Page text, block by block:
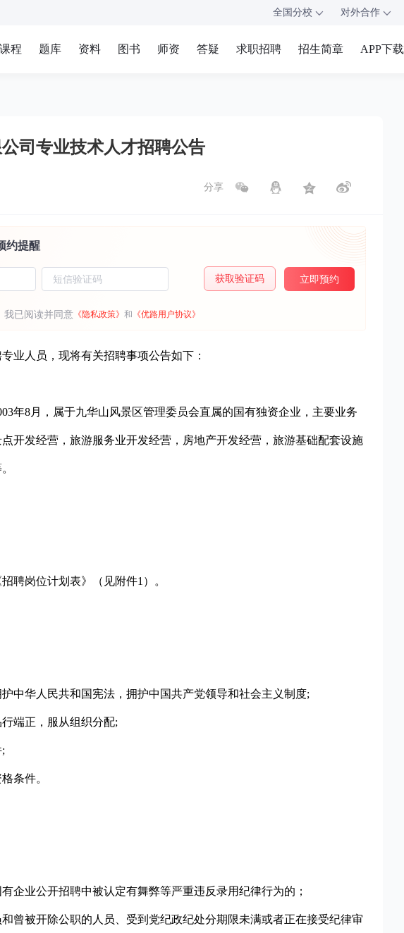
全国分校 对外合作
课程 题库 资料 图书 师资 答疑 求职招聘 招生简章 APP下载
司专业技术人才招聘公告
分享
约提醒
获取验证码 立即预约
我已阅读并同意 《隐私政策》 和 《优路用户协议》
业人员，现将有关招聘事项公告如下：
年8月，属于九华山风景区管理委员会直属的国有独资企业，主要业务
开发经营，旅游服务业开发经营，房地产开发经营，旅游基础配套设施
聘岗位计划表》（见附件1）。
中华人民共和国宪法，拥护中国共产党领导和社会主义制度;
端正，服从组织分配;
条件。
企业公开招聘中被认定有舞弊等严重违反录用纪律行为的；
曾被开除公职的人员、受到党纪政纪处分期限未满或者正在接受纪律审